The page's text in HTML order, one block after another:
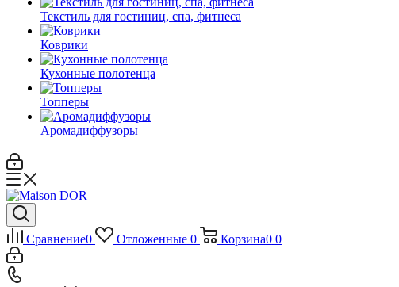
Текстиль для гостиниц, спа, фитнеса
Коврики
Кухонные полотенца
Топперы
Аромадиффузоры
Сравнение0 Отложенные 0 Корзина0 0